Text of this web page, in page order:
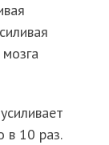
в 10 раз.